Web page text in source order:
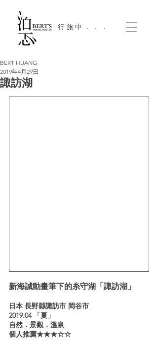
​行旅中．．．
諏訪湖
BERT HUANG
2019年4月29日
新海誠動畫筆下的糸守湖「諏訪湖」
日本 長野縣諏訪市 岡谷市
2019.04 「夏」
自然．景觀．溫泉
個人推薦★★★☆☆